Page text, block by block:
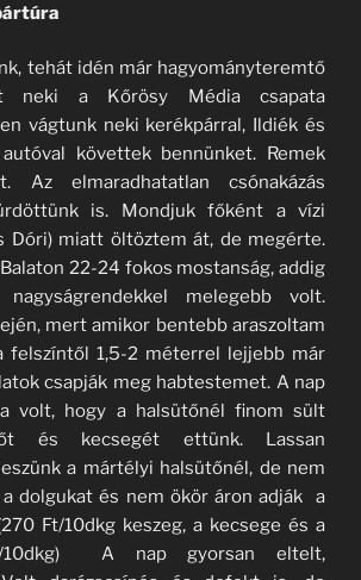
tehát idén már hagyományteremtő
neki a Kőrösy Média csapata
vágtunk neki kerékpárral, Ildiék és
követtek bennünket. Remek
Az elmaradhatatlan csónakázás
is. Mondjuk főként a vízi
Dóri) miatt öltöztem át, de megérte.
22-24 fokos mostanság, addig
melegebb volt.
mert amikor bentebb araszoltam
felszíntől 1,5-2 méterrel lejjebb már
csapják meg habtestemet. A nap
volt, hogy a halsütőnél finom sült
és kecsegét ettünk. Lassan
a mártélyi halsütőnél, de nem
dolgukat és nem ökör áron adják a
Ft/10dkg keszeg, a kecsege és a
A nap gyorsan eltelt,